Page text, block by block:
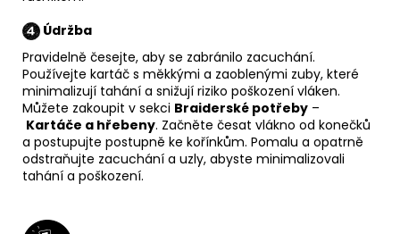
Údržba
Pravidelně česejte, aby se zabránilo zacuchání.
Používejte kartáč s měkkými a zaoblenými zuby, které
minimalizují tahání a snižují riziko poškození vláken.
Můžete zakoupit v sekci Braiderské potřeby –
Kartáče a hřebeny. Začněte česat vlákno od konečků
a postupujte postupně ke kořínkům. Pomalu a opatrně
odstraňujte zacuchání a uzly, abyste minimalizovali
tahání a poškození.